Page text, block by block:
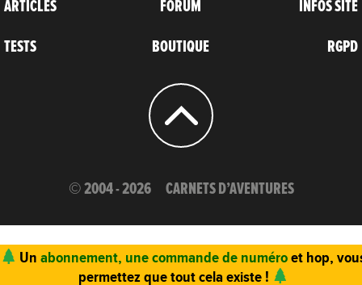
ARTICLES
TESTS
FORUM
BOUTIQUE
INFOS SITE
RGPD
© 2004 - 2026 CARNETS D’AVENTURES
Un abonnement, une commande de numéroet hop,
permettez que tout cela existe !